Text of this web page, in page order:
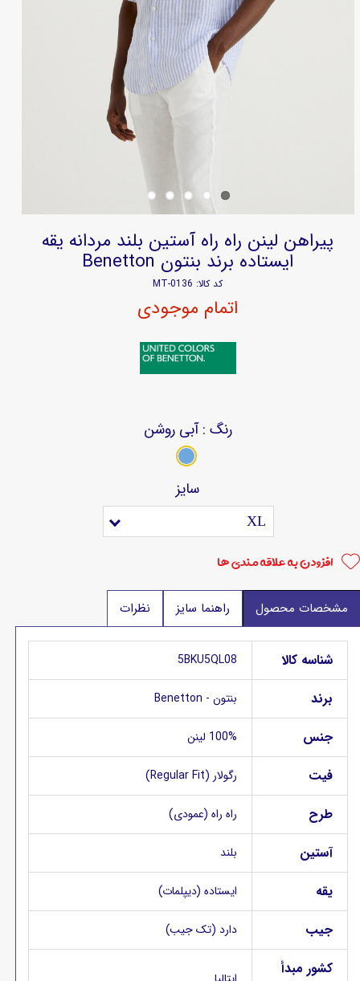
پیراهن لینن راه راه آستین بلند مردانه یقه
ایستاده برند بنتون Benetton
کد کالا: MT-0136
اتمام موجودی
رنگ : آبی روشن
سایز
XL
افزودن به علاقه مندی ها
مشخصات محصول راهنما سایز نظرات
شناسه کالا 5BKU5QL08
برند بنتون - Benetton
جنس 100% لینن
فیت رگولار (Regular Fit)
طرح راه راه (عمودی)
آستین بلند
یقه ایستاده (دیپلمات)
جیب دارد (تک جیب)
کشور مبدأ